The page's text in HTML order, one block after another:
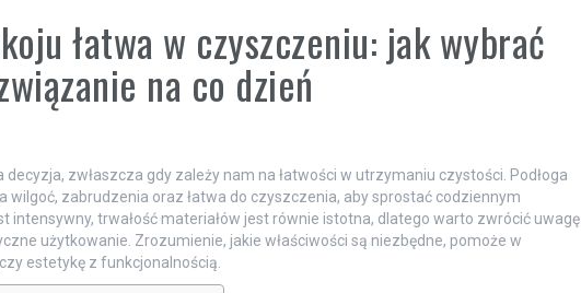
łatwa w czyszczeniu: jak wybrać
na co dzień
decyzja, zwłaszcza gdy zależy nam na łatwości w utrzymaniu czystości. Podłoga
wilgoć, zabrudzenia oraz łatwa do czyszczenia, aby sprostać codziennym
intensywny, trwałość materiałów jest równie istotna, dlatego warto zwrócić uwagę
użytkowanie. Zrozumienie, jakie właściwości są niezbędne, pomoże w
estetykę z funkcjonalnością.